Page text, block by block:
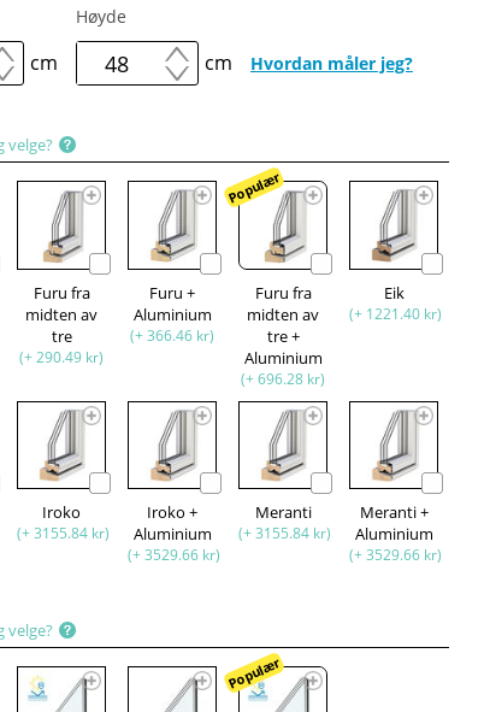
cm
Høyde
cm Hvordan måler jeg?
velge?
Furu fra
midten av
tre
(+ 290.49 kr)
Furu +
Aluminium
(+ 366.46 kr)
Populær
Furu fra
midten av
tre +
Aluminium
(+ 696.28 kr)
Eik
(+ 1221.40 kr)
Iroko
(+ 3155.84 kr)
Iroko +
Aluminium
(+ 3529.66 kr)
Meranti
(+ 3155.84 kr)
Meranti +
Aluminium
(+ 3529.66 kr)
velge?
Populær